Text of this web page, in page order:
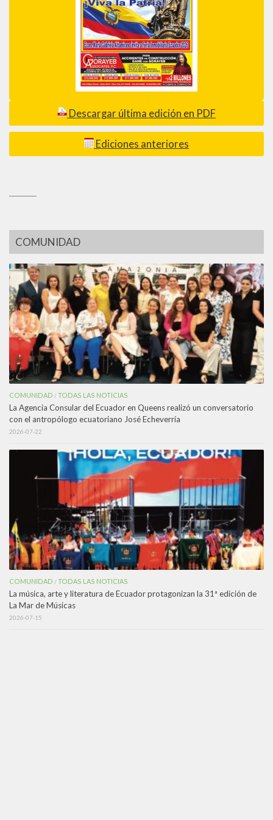
Descargar última edición en PDF
Ediciones anteriores
COMUNIDAD
COMUNIDAD /TODAS LAS NOTICIAS
La Agencia Consular del Ecuador en Queens realizó un conversatorio
con el antropólogo ecuatoriano José Echeverría
2026-07-22
COMUNIDAD /TODAS LAS NOTICIAS
La música, arte y literatura de Ecuador protagonizan la 31ª edición de
La Mar de Músicas
2026-07-15